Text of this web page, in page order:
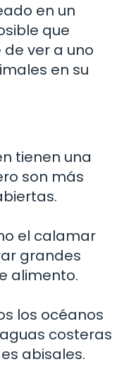
en un
que
ver a uno
en su
tienen una
son más
el calamar
grandes
alimento.
los océanos
costeras
abisales.